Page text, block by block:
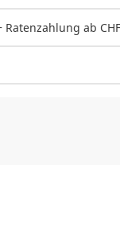
ab